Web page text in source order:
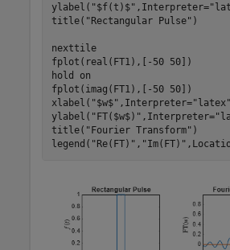
ylabel( "$f(t)$" ,Interpreter=
title( "Rectangular Pulse" )
nexttile
fplot(real(FT1),[-50 50])
hold
on
fplot(imag(FT1),[-50 50])
xlabel( "$w$" ,Interpreter="latex"
ylabel( "FT($w$)" ,Interpreter=
title( "Fourier Transform" )
legend( "Re(FT)" , "Im(FT)"